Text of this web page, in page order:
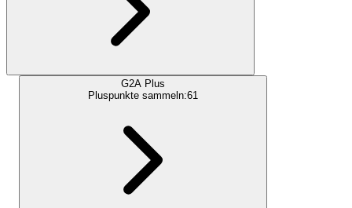
G2A Plus
Pluspunkte sammeln:61